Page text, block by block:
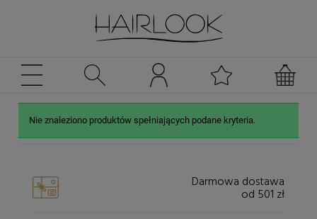
Nie znaleziono produktów spełniających podane kryteria.
Darmowa dostawa
od 501 zł